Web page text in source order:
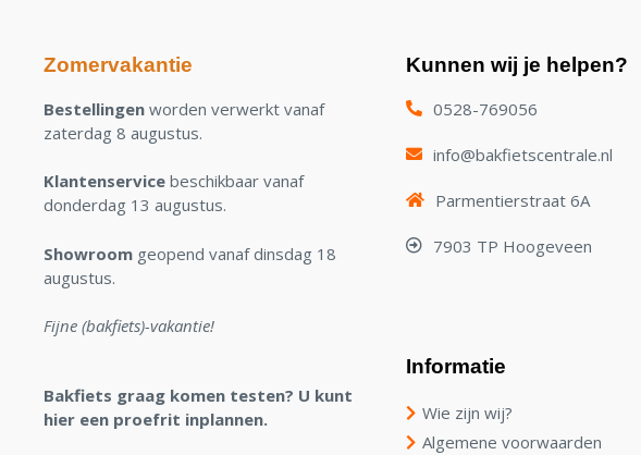
Zomervakantie
Bestellingen worden verwerkt vanaf
zaterdag 8 augustus.
Klantenservice beschikbaar vanaf
donderdag 13 augustus.
Showroom geopend vanaf dinsdag 18
augustus.
Fijne (bakfiets)-vakantie!
Bakfiets graag komen testen? U kunt
hier een proefrit inplannen.
Kunnen wij je helpen?
0528-769056
info@bakfietscentrale.nl
Parmentierstraat 6A
7903 TP Hoogeveen
Informatie
Wie zijn wij?
Algemene voorwaarden